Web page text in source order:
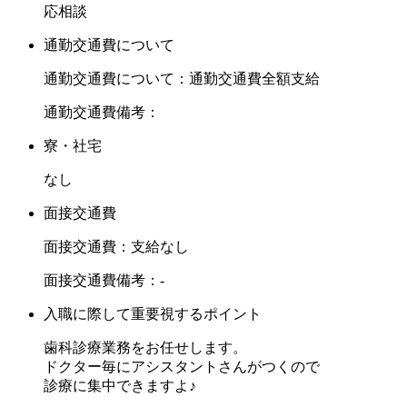
応相談
通勤交通費について
通勤交通費について：通勤交通費全額支給
通勤交通費備考：
寮・社宅
なし
面接交通費
面接交通費：支給なし
面接交通費備考：-
入職に際して重要視するポイント
歯科診療業務をお任せします。
ドクター毎にアシスタントさんがつくので
診療に集中できますよ♪